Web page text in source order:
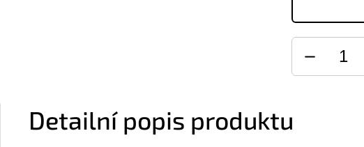
Detailní popis produktu